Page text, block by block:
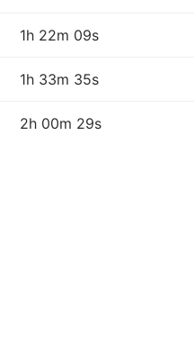
1h 22m 09s
1h 33m 35s
2h 00m 29s